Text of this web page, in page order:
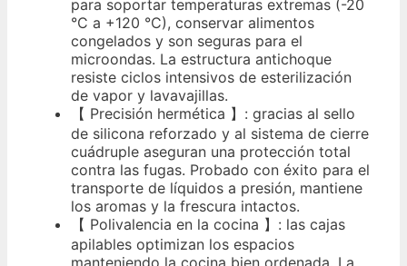
para soportar temperaturas extremas (-20
°C a +120 °C), conservar alimentos
congelados y son seguras para el
microondas. La estructura antichoque
resiste ciclos intensivos de esterilización
de vapor y lavavajillas.
【 Precisión hermética 】: gracias al sello
de silicona reforzado y al sistema de cierre
cuádruple aseguran una protección total
contra las fugas. Probado con éxito para el
transporte de líquidos a presión, mantiene
los aromas y la frescura intactos.
【 Polivalencia en la cocina 】: las cajas
apilables optimizan los espacios
manteniendo la cocina bien ordenada. La